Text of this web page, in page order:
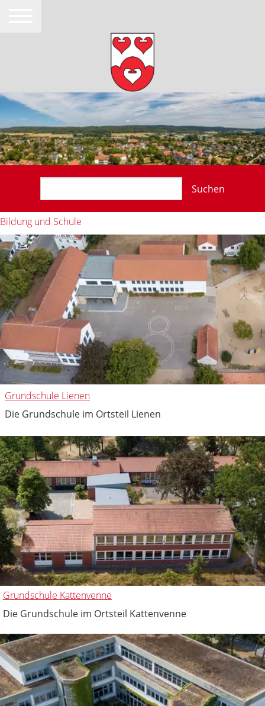
Suchen
Bildung und Schule
Grundschule Lienen
Die Grundschule im Ortsteil Lienen
Grundschule Kattenvenne
Die Grundschule im Ortsteil Kattenvenne